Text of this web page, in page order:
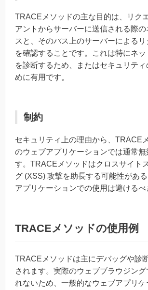
TRACEメソッドの主な目的は、リク
アントからサーバーに送信される際
スと、そのパス上のサーバーによる
を確認することです。これは特にネ
を診断するため、またはセキュリテ
めに有用です。
制約
セキュリティ上の理由から、TRACE
のウェブアプリケーションでは通常無
す。TRACEメソッドはクロスサイト
グ (XSS) 攻撃を助長する可能性があ
アプリケーションでの使用は避けるべ
TRACEメソッドの使用例
TRACEメソッドは主にデバッグや診
されます。実際のウェブブラウジン
れないため、一般的なウェブアプリ